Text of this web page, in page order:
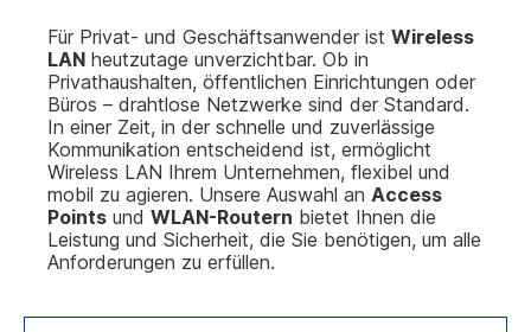
Für Privat- und Geschäftsanwender ist Wireless
LAN heutzutage unverzichtbar. Ob in
Privathaushalten, öffentlichen Einrichtungen oder
Büros – drahtlose Netzwerke sind der Standard.
In einer Zeit, in der schnelle und zuverlässige
Kommunikation entscheidend ist, ermöglicht
Wireless LAN Ihrem Unternehmen, flexibel und
mobil zu agieren. Unsere Auswahl an Access
Points und WLAN-Routern bietet Ihnen die
Leistung und Sicherheit, die Sie benötigen, um alle
Anforderungen zu erfüllen.